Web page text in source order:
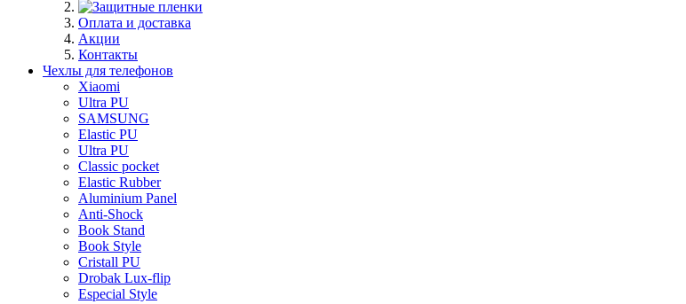
Оплата и доставка
Акции
Контакты
Чехлы для телефонов
Xiaomi
Ultra PU
SAMSUNG
Elastic PU
Ultra PU
Classic pocket
Elastic Rubber
Aluminium Panel
Anti-Shock
Book Stand
Book Style
Cristall PU
Drobak Lux-flip
Especial Style